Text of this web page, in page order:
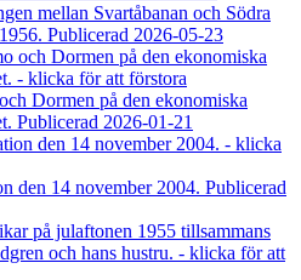
mellan Svartåbanan och Södra
Publicerad 2026-05-23
Dormen på den ekonomiska
Publicerad 2026-01-21
den 14 november 2004. Publicerad